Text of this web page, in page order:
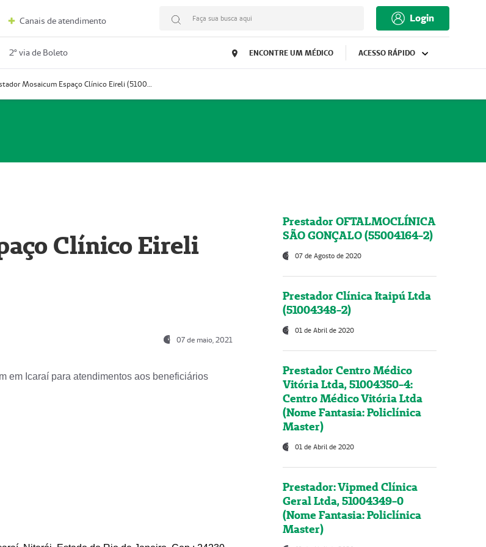
Canais de atendimento Faça sua busca aqui Login
2º via de Boleto ENCONTRE UM MÉDICO ACESSO RÁPIDO
Prestador Mosaicum Espaço Clínico Eireli (51004355-5)
Clínico Eireli
07 de maio, 2021
em Icaraí para atendimentos aos beneficiários
Prestador OFTALMOCLÍNICA
SÃO GONÇALO (55004164-2)
07 de Agosto de 2020
Prestador Clínica Itaipú Ltda
(51004348-2)
01 de Abril de 2020
Prestador Centro Médico
Vitória Ltda, 51004350-4:
Centro Médico Vitória Ltda
(Nome Fantasia: Policlínica
Master)
01 de Abril de 2020
Prestador: Vipmed Clínica
Geral Ltda, 51004349-0
(Nome Fantasia: Policlínica
Master)